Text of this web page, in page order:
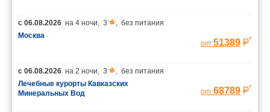
с 06.08.2026 на 4 ночи, 3 , без питания
Москва
от 51389 *
с 06.08.2026 на 2 ночи, 3 , без питания
Лечебные курорты Кавказских
Минеральных Вод
от 68789 *